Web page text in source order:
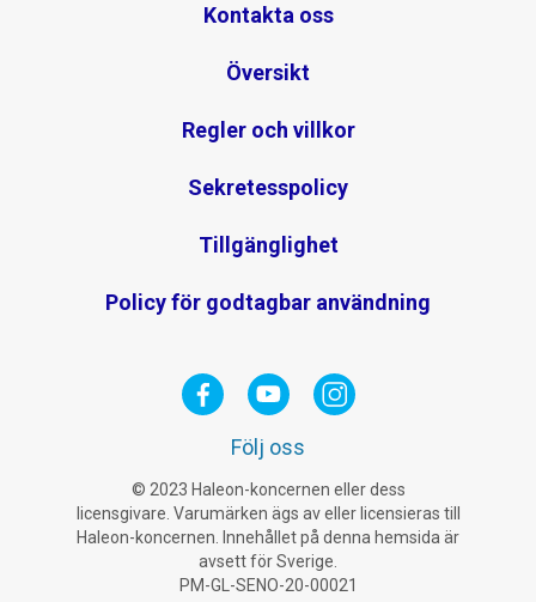
Kontakta oss
Översikt
Regler och villkor
Sekretesspolicy
Tillgänglighet
Policy för godtagbar användning
Följ oss
© 2023 Haleon-koncernen eller dess
licensgivare. Varumärken ägs av eller licensieras till
Haleon-koncernen. Innehållet på denna hemsida är
avsett för Sverige.
PM-GL-SENO-20-00021